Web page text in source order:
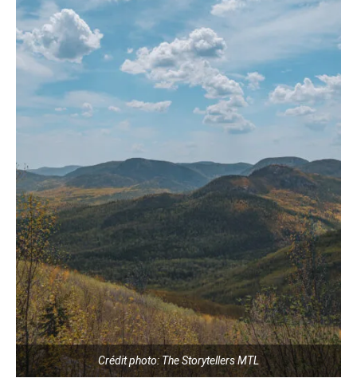
Crédit photo: The Storytellers MTL